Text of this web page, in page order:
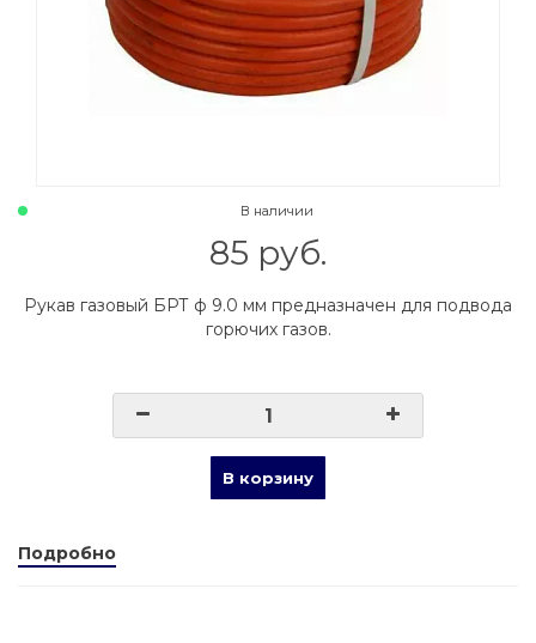
015 Рукава
В наличии
85 руб.
Рукав газовый БРТ ф 9.0 мм предназначен для подвода
горючих газов.
В корзину
Подробно